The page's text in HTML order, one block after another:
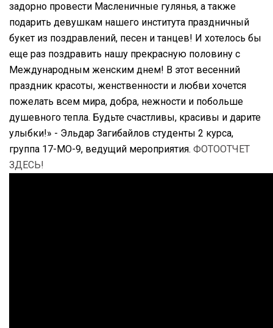
задорно провести Масленичные гулянья, а также
подарить девушкам нашего института праздничный
букет из поздравлений, песен и танцев! И хотелось бы
еще раз поздравить нашу прекрасную половину с
Международным женским днем! В этот весенний
праздник красоты, женственности и любви хочется
пожелать всем мира, добра, нежности и побольше
душевного тепла. Будьте счастливы, красивы и дарите
улыбки!» - Эльдар Загибайлов студенты 2 курса,
группа 17-МО-9, ведущий мероприятия. ФОТООТЧЕТ
ЗДЕСЬ!